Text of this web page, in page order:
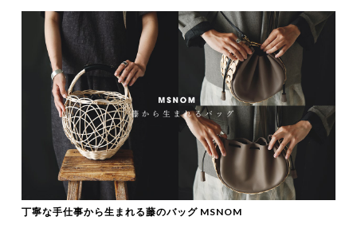
丁寧な手仕事から生まれる藤のバッグ MSNOM